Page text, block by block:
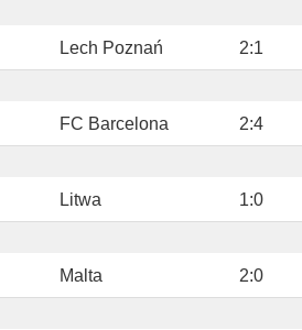
Lech Poznań 2:1
FC Barcelona 2:4
Litwa 1:0
Malta 2:0